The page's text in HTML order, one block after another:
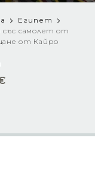
Египет
със самолет от
от Кайро